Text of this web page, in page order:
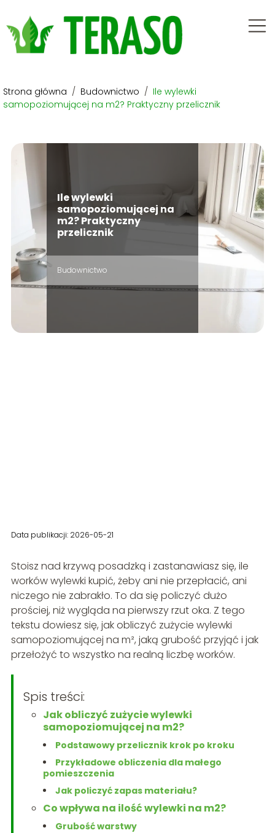
Strona główna / Budownictwo / Ile wylewki
samopoziomującej na m2? Praktyczny przelicznik
Ile wylewki
samopoziomującej na
m2? Praktyczny
przelicznik
Budownictwo
Data publikacji: 2026-05-21
Stoisz nad krzywą posadzką i zastanawiasz się, ile
worków wylewki kupić, żeby ani nie przepłacić, ani
niczego nie zabrakło. To da się policzyć dużo
prościej, niż wygląda na pierwszy rzut oka. Z tego
tekstu dowiesz się, jak obliczyć zużycie wylewki
samopoziomującej na m², jaką grubość przyjąć i jak
przełożyć to wszystko na realną liczbę worków.
Spis treści:
Jak obliczyć zużycie wylewki
samopoziomującej na m2?
Podstawowy przelicznik krok po kroku
Przykładowe obliczenia dla małego
pomieszczenia
Jak policzyć zapas materiału?
Co wpływa na ilość wylewki na m2?
Grubość warstwy